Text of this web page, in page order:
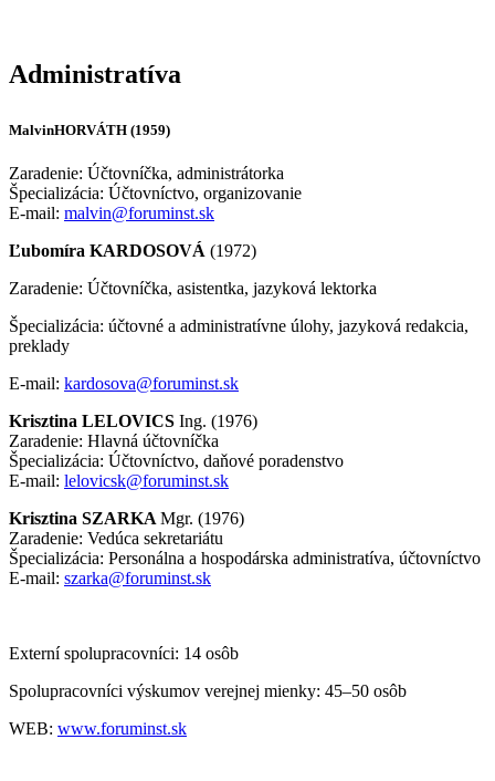
Administratíva
MalvinHORVÁTH (1959)
Zaradenie: Účtovníčka, administrátorka
Špecializácia: Účtovníctvo, organizovanie
E-mail: malvin@foruminst.sk
Ľubomíra KARDOSOVÁ (1972)
Zaradenie: Účtovníčka, asistentka, jazyková lektorka
Špecializácia: účtovné a administratívne úlohy, jazyková redakcia,
preklady
E-mail: kardosova@foruminst.sk
Krisztina LELOVICS Ing. (1976)
Zaradenie: Hlavná účtovníčka
Špecializácia: Účtovníctvo, daňové poradenstvo
E-mail: lelovicsk@foruminst.sk
Krisztina SZARKA Mgr. (1976)
Zaradenie: Vedúca sekretariátu
Špecializácia: Personálna a hospodárska administratíva, účtovníctvo
E-mail: szarka@foruminst.sk
Externí spolupracovníci: 14 osôb
Spolupracovníci výskumov verejnej mienky: 45–50 osôb
WEB: www.foruminst.sk